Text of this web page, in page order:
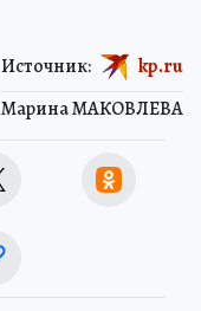
Марина МАКОВЛЕВА
Источник: kp.ru